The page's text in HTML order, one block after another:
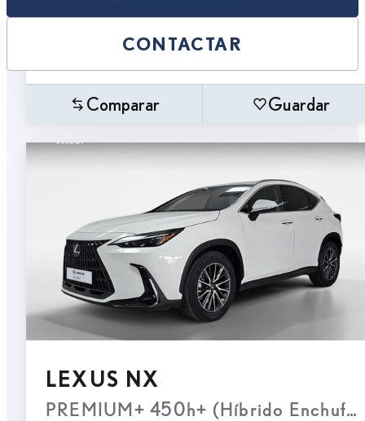
CONTACTAR
Comparar Guardar
LEXUS NX
PREMIUM+ 450h+ (Híbrido